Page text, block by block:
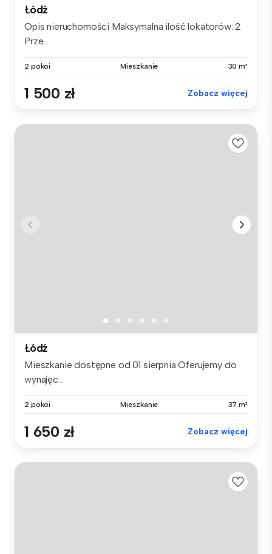
Łódź
Opis nieruchomości Maksymalna ilość lokatorów: 2
Prze...
2 pokoi Mieszkanie 30 m²
1 500 zł Zobacz więcej
Łódź
Mieszkanie dostępne od 01 sierpnia Oferujemy do
wynajęc...
2 pokoi Mieszkanie 37 m²
1 650 zł Zobacz więcej